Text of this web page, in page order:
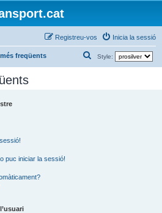
Inicia la sessió
Registreu-vos
freqüents Style:
e
puc iniciar la sessió!